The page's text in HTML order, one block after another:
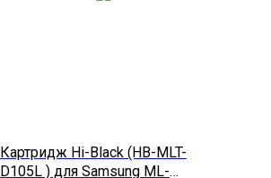
Картридж Hi-Black (HB-MLT-
D105L ) для Samsung ML-